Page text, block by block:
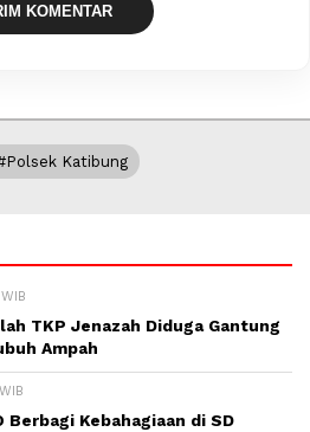
Katibung
TKP Jenazah Diduga Gantung
Ampah
Berbagi Kebahagiaan di SD